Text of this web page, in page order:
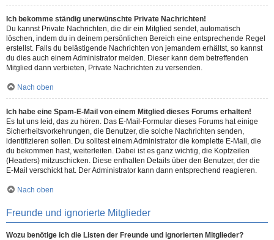
Ich bekomme ständig unerwünschte Private Nachrichten!
Du kannst Private Nachrichten, die dir ein Mitglied sendet, automatisch
löschen, indem du in deinem persönlichen Bereich eine entsprechende Regel
erstellst. Falls du belästigende Nachrichten von jemandem erhältst, so kannst
du dies auch einem Administrator melden. Dieser kann dem betreffenden
Mitglied dann verbieten, Private Nachrichten zu versenden.
Nach oben
Ich habe eine Spam-E-Mail von einem Mitglied dieses Forums erhalten!
Es tut uns leid, das zu hören. Das E-Mail-Formular dieses Forums hat einige
Sicherheitsvorkehrungen, die Benutzer, die solche Nachrichten senden,
identifizieren sollen. Du solltest einem Administrator die komplette E-Mail, die
du bekommen hast, weiterleiten. Dabei ist es ganz wichtig, die Kopfzeilen
(Headers) mitzuschicken. Diese enthalten Details über den Benutzer, der die
E-Mail verschickt hat. Der Administrator kann dann entsprechend reagieren.
Nach oben
Freunde und ignorierte Mitglieder
Wozu benötige ich die Listen der Freunde und ignorierten Mitglieder?